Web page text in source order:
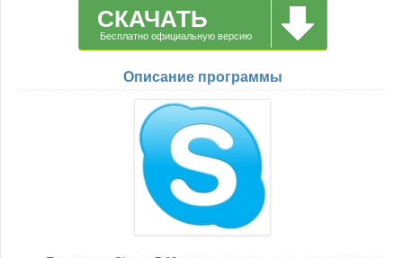
СКАЧАТЬ
Бесплатно официальную версию
Описание программы